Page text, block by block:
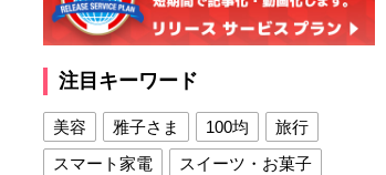
注目キーワード
美容 雅子さま 100均
旅行
スマート家電
スイーツ・お菓子